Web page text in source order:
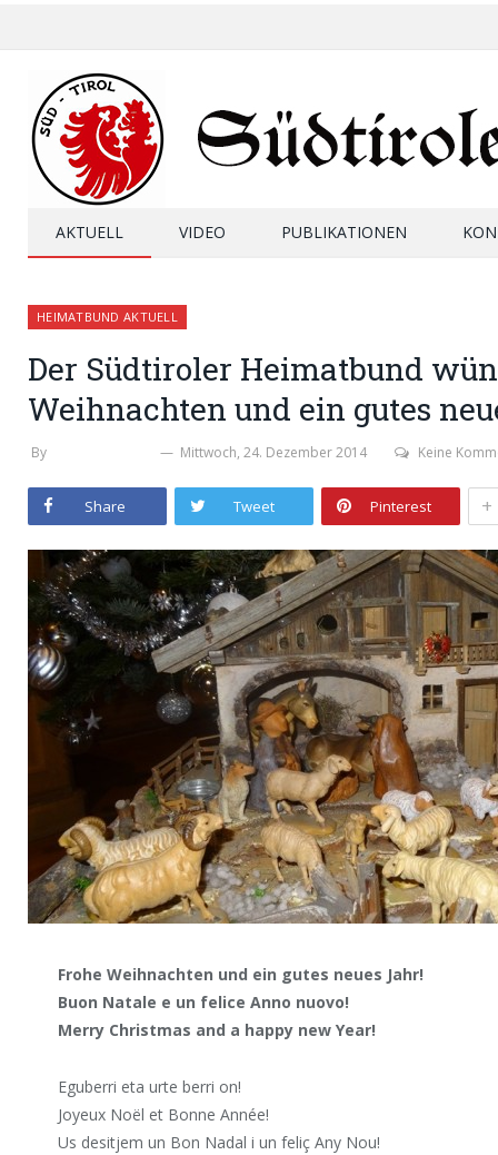
AKTUELL VIDEO PUBLIKATIONEN
HEIMATBUND AKTUELL
Der Südtiroler Heimatbund
Weihnachten und ein gutes
By Mittwoch, 24. Dezember 2014 Keine
Share Tweet Pinterest +
Frohe Weihnachten und ein gutes neues Jahr!
Buon Natale e un felice Anno nuovo!
Merry Christmas and a happy new Year!
Eguberri eta urte berri on!
Joyeux Noël et Bonne Année!
Us desitjem un Bon Nadal i un feliç Any Nou!